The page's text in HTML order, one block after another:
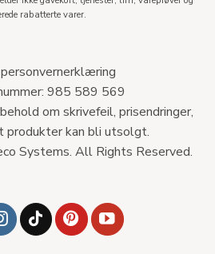
rabatterte varer.
985 589 569
om skrivefeil, prisendringer,
produkter kan bli utsolgt.
Systems. All Rights Reserved.